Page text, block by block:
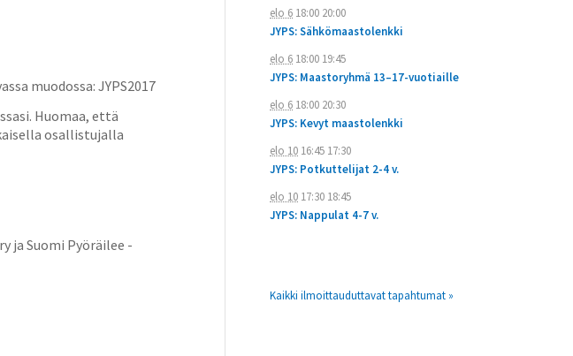
muodossa: JYPS2017
Huomaa, että
osallistujalla
ja Suomi Pyöräilee -
elo 6 18:00 20:00
JYPS: Sähkömaastolenkki
elo 6 18:00 19:45
JYPS: Maastoryhmä 13–17-vuotiaille
elo 6 18:00 20:30
JYPS: Kevyt maastolenkki
elo 10 16:45 17:30
JYPS: Potkuttelijat 2-4 v.
elo 10 17:30 18:45
JYPS: Nappulat 4-7 v.
Kaikki ilmoittauduttavat tapahtumat »